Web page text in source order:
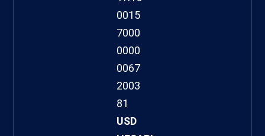
0015
7000
0000
0067
2003
81
USD